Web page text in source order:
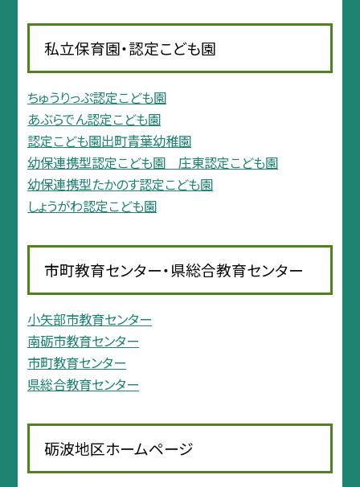
私立保育園・認定こども園
ちゅうりっぷ認定こども園
あぶらでん認定こども園
認定こども園出町青葉幼稚園
幼保連携型認定こども園 庄東認定こども園
幼保連携型たかのす認定こども園
しょうがわ認定こども園
市町教育センター・県総合教育センター
小矢部市教育センター
南砺市教育センター
市町教育センター
県総合教育センター
砺波地区ホームページ